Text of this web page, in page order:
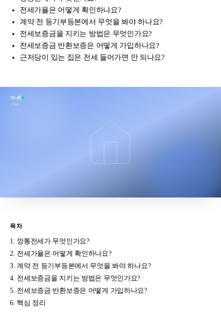
전세가율은 어떻게 확인하나요?
계약 전 등기부등본에서 무엇을 봐야 하나요?
전세보증금을 지키는 방법은 무엇인가요?
전세보증금 반환보증은 어떻게 가입하나요?
근저당이 있는 집은 전세 들어가면 안 되나요?
머니룩
부동산
목차
깡통전세가 무엇인가요?
전세가율은 어떻게 확인하나요?
계약 전 등기부등본에서 무엇을 봐야 하나요?
전세보증금을 지키는 방법은 무엇인가요?
전세보증금 반환보증은 어떻게 가입하나요?
핵심 정리